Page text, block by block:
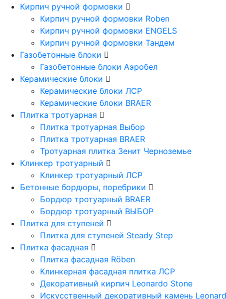
Кирпич ручной формовки
Кирпич ручной формовки Roben
Кирпич ручной формовки ENGELS
Кирпич ручной формовки Тандем
Газобетонные блоки
Газобетонные блоки Аэробел
Керамические блоки
Керамические блоки ЛСР
Керамические блоки BRAER
Плитка тротуарная
Плитка тротуарная Выбор
Плитка тротуарная BRAER
Тротуарная плитка Зенит Черноземье
Клинкер тротуарный
Клинкер тротуарный ЛСР
Бетонные бордюры, поребрики
Бордюр тротуарный BRAER
Бордюр тротуарный ВЫБОР
Плитка для ступеней
Плитка для ступеней Steady Step
Плитка фасадная
Плитка фасадная Röben
Клинкерная фасадная плитка ЛСР
Декоративный кирпич Leonardo Stone
Искусственный декоративный камень